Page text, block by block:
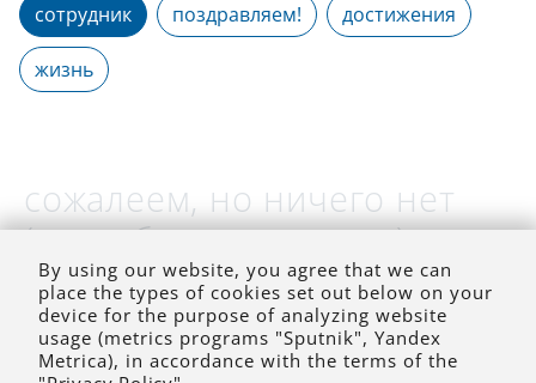
сотрудник поздравляем! достижения
жизнь
сожалеем, но ничего нет
(на выбранное время)
By using our website, you agree that we can
place the types of cookies set out below on your
device for the purpose of analyzing website
usage (metrics programs "Sputnik", Yandex
Metrica), in accordance with the terms of the